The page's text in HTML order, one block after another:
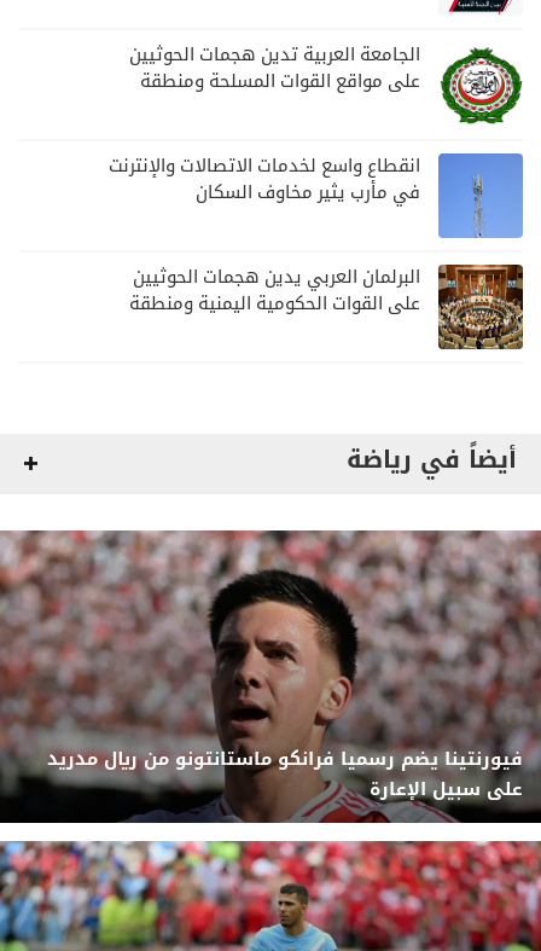
الجامعة العربية تدين هجمات الحوثيين
على مواقع القوات المسلحة ومنطقة
انقطاع واسع لخدمات الاتصالات والإنترنت
في مأرب يثير مخاوف السكان
البرلمان العربي يدين هجمات الحوثيين
على القوات الحكومية اليمنية ومنطقة
أيضاً في رياضة
فيورنتينا يضم رسميا فرانكو ماستانتونو من ريال مدريد
على سبيل الإعارة